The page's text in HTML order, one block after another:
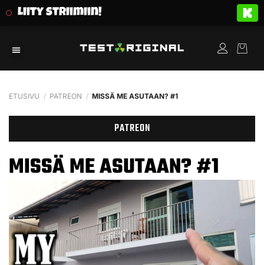
Liity striimiin!
ETUSIVU / PATREON / MISSÄ ME ASUTAAN? #1
PATREON
MISSÄ ME ASUTAAN? #1